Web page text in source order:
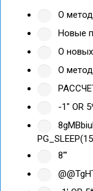
О
Новые
О
О
-1" OR
8'"